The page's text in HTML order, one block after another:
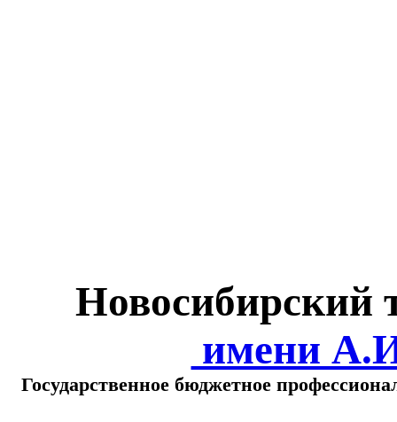
Новосибирский
имени
Государственное бюджетное